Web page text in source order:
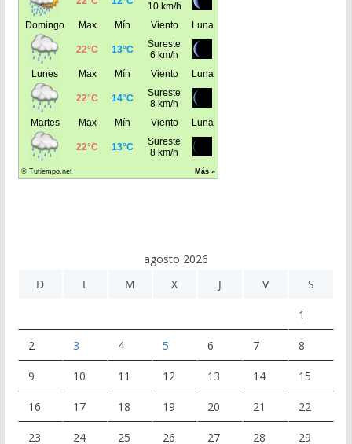
agosto 2026
D
L M X J V S
1
2 3 4 5 6 7 8
9 10 11 12 13 14 15
16 17 18 19 20 21 22
23 24 25 26 27 28 29